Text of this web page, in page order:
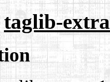
taglib-